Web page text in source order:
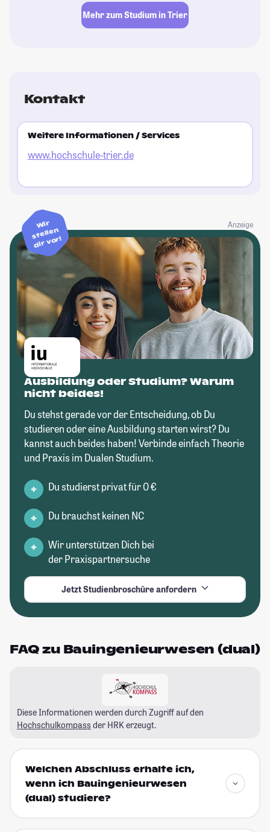
Mehr zum Studium in Trier
Kontakt
Weitere Informationen / Services
www.hochschule-trier.de
Anzeige
Wir
stellen
dir vor!
Ausbildung oder Studium? Warum
nicht beides!
Du stehst gerade vor der Entscheidung, ob Du
studieren oder eine Ausbildung starten wirst? Du
kannst auch beides haben! Verbinde einfach Theorie
und Praxis im Dualen Studium.
Du studierst privat für 0 €
Du brauchst keinen NC
Wir unterstützen Dich bei
der Praxispartnersuche
Jetzt Studienbroschüre anfordern
FAQ zu Bauingenieurwesen (dual)
Diese Informationen werden durch Zugriff auf den
Hochschulkompass der HRK erzeugt.
Welchen Abschluss erhalte ich,
wenn ich Bauingenieurwesen
(dual) studiere?